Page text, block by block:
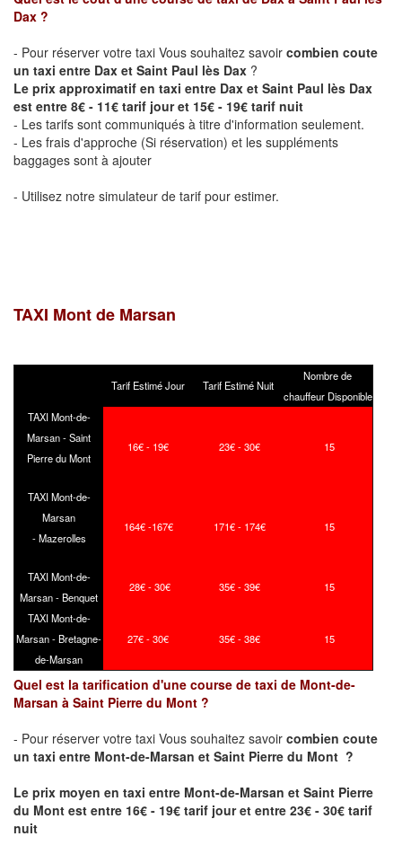
Dax ?
- Pour réserver votre taxi Vous souhaitez savoir combien coute
un taxi entre Dax et Saint Paul lès Dax ?
Le prix approximatif en taxi entre Dax et Saint Paul lès Dax
est entre 8€ - 11€ tarif jour et 15€ - 19€ tarif nuit
- Les tarifs sont communiqués à titre d'information seulement.
- Les frais d'approche (Si réservation) et les suppléments
baggages sont à ajouter
- Utilisez notre simulateur de tarif pour estimer.
TAXI Mont de Marsan
Tarif Estimé Jour Tarif Estimé Nuit
Nombre de
chauffeur Disponible
TAXI Mont-de-
Marsan - Saint
Pierre du Mont
16€ - 19€ 23€ - 30€ 15
TAXI Mont-de-
Marsan
- Mazerolles
164€ -167€ 171€ - 174€ 15
TAXI Mont-de-
Marsan - Benquet
28€ - 30€ 35€ - 39€ 15
TAXI Mont-de-
Marsan - Bretagne-
de-Marsan
27€ - 30€ 35€ - 38€ 15
Quel est la tarification d'une course de taxi de Mont-de-
Marsan à Saint Pierre du Mont ?
- Pour réserver votre taxi Vous souhaitez savoir combien coute
un taxi entre Mont-de-Marsan et Saint Pierre du Mont ?
Le prix moyen en taxi entre Mont-de-Marsan et Saint Pierre
du Mont est entre 16€ - 19€ tarif jour et entre 23€ - 30€ tarif
nuit